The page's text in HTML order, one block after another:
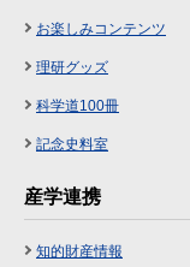
お楽しみコンテンツ
理研グッズ
科学道100冊
記念史料室
産学連携
知的財産情報